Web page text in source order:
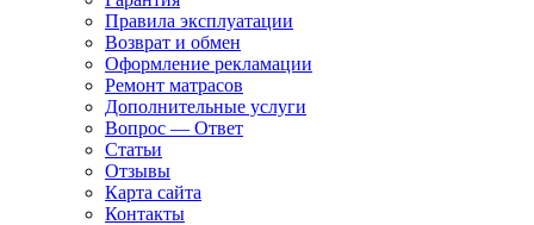
Правила эксплуатации
Возврат и обмен
Оформление рекламации
Ремонт матрасов
Дополнительные услуги
Вопрос — Ответ
Статьи
Отзывы
Карта сайта
Контакты